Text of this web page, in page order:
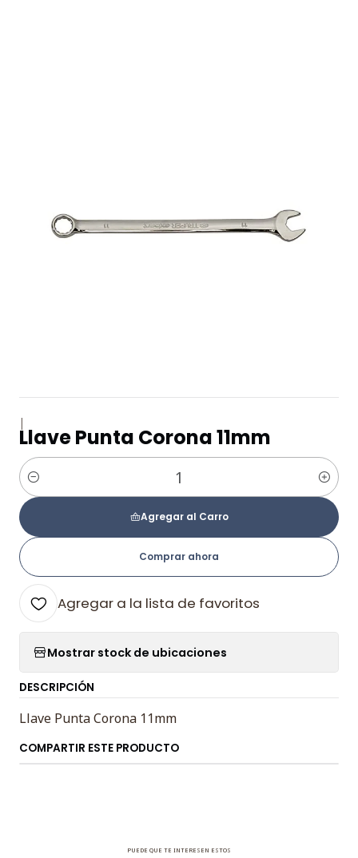
|
Llave Punta Corona 11mm
Cantidad
Agregar al Carro
Comprar ahora
Agregar a la lista de favoritos
Mostrar stock de ubicaciones
DESCRIPCIÓN
Llave Punta Corona 11mm
COMPARTIR ESTE PRODUCTO
PUEDE QUE TE INTERESEN ESTOS